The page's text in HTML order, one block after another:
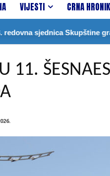
VIJESTI CRNA
sjednica Skupštine grada
11.